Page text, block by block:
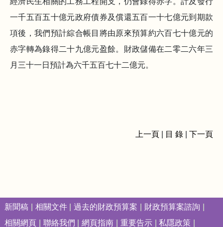
一千五百五十億元政府債券及償還五百一十七億元到期款
項後，我們預計綜合帳目將由原來預算約六百七十億元的
赤字轉為錄得二十九億元盈餘。財政儲備在二零二六年三
月三十一日預計為六千五百七十二億元。
上一頁 目 錄 下一頁
新聞稿 相關文件 過去的財政預算案
財政預算案諮詢
相關網頁
聯絡我們 網頁指南 重要告示 私隱政策